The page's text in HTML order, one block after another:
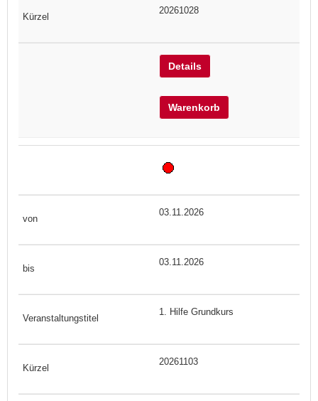
20261028
Details
Warenkorb
03.11.2026
03.11.2026
1. Hilfe Grundkurs
20261103